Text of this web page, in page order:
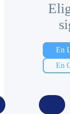
En
En